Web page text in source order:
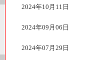
2024年10月11日
2024年09月06日
2024年07月29日